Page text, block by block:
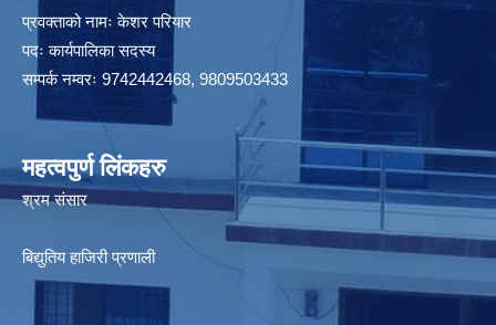
प्रवक्ताको नामः केशर परियार
पदः कार्यपालिका सदस्य
सम्पर्क नम्वरः 9742442468, 9809503433
महत्वपुर्ण लिंकहरु
श्रम संसार
बिद्युतिय हाजिरी प्रणाली